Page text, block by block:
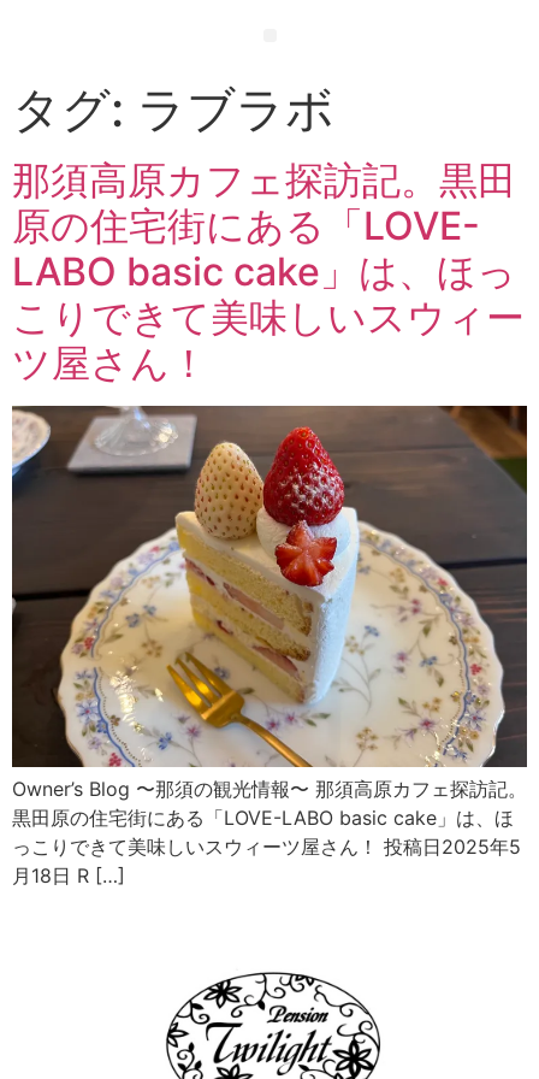
タグ: ラブラボ
那須高原カフェ探訪記。黒田
原の住宅街にある「LOVE-
LABO basic cake」は、ほっ
こりできて美味しいスウィー
ツ屋さん！
Owner’s Blog 〜那須の観光情報〜 那須高原カフェ探訪記。
黒田原の住宅街にある「LOVE-LABO basic cake」は、ほ
っこりできて美味しいスウィーツ屋さん！ 投稿日2025年5
月18日 R […]